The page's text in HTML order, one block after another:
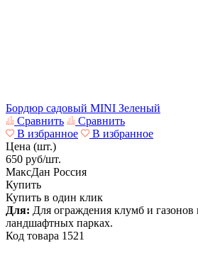
Бордюр садовый MINI Зеленый
Сравнить
Сравнить
В избранное
В избранное
Цена (шт.)
650 руб/шт.
МаксДан Россия
Купить
Купить в один клик
Для: Для ограждения клумб и газонов
ландшафтных парках.
Код товара 1521